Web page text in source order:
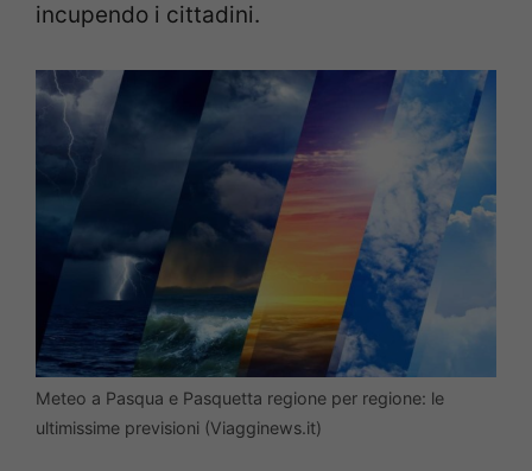
incupendo i cittadini.
Meteo a Pasqua e Pasquetta regione per regione: le
ultimissime previsioni (Viagginews.it)